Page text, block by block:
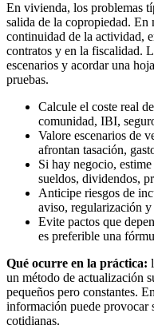
En vivienda, los problemas
salida de la copropiedad. En
continuidad de la actividad,
contratos y en la fiscalidad.
escenarios y acordar una
pruebas.
Calcule el coste real
comunidad, IBI,
Valore escenarios de
afrontan tasación,
Si hay negocio,
sueldos, dividendos,
Anticipe riesgos de
aviso, regularización
Evite pactos que
es preferible una
Qué ocurre en la práctica:
un método de actualización
pequeños pero constantes.
información puede provocar
cotidianas.